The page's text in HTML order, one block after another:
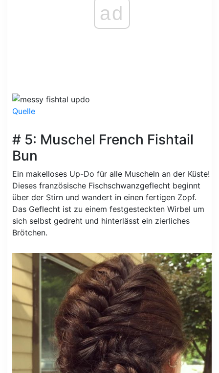
ad
Quelle
# 5: Muschel French Fishtail
Bun
Ein makelloses Up-Do für alle Muscheln an der Küste!
Dieses französische Fischschwanzgeflecht beginnt
über der Stirn und wandert in einen fertigen Zopf.
Das Geflecht ist zu einem festgesteckten Wirbel um
sich selbst gedreht und hinterlässt ein zierliches
Brötchen.